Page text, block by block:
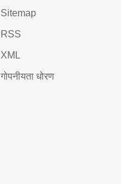
Sitemap
RSS
XML
गोपनीयता धोरण